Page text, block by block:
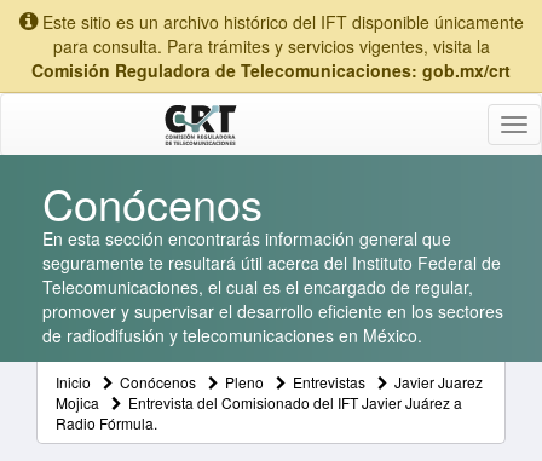
Este sitio es un archivo histórico del IFT disponible únicamente
para consulta. Para trámites y servicios vigentes, visita la
Comisión Reguladora de Telecomunicaciones: gob.mx/crt
Conócenos
En esta sección encontrarás información general que
seguramente te resultará útil acerca del Instituto Federal de
Telecomunicaciones, el cual es el encargado de regular,
promover y supervisar el desarrollo eficiente en los sectores
de radiodifusión y telecomunicaciones en México.
Inicio Conócenos Pleno Entrevistas
Javier Juarez
Mojica
Entrevista del Comisionado del IFT Javier Juárez a
Radio Fórmula.